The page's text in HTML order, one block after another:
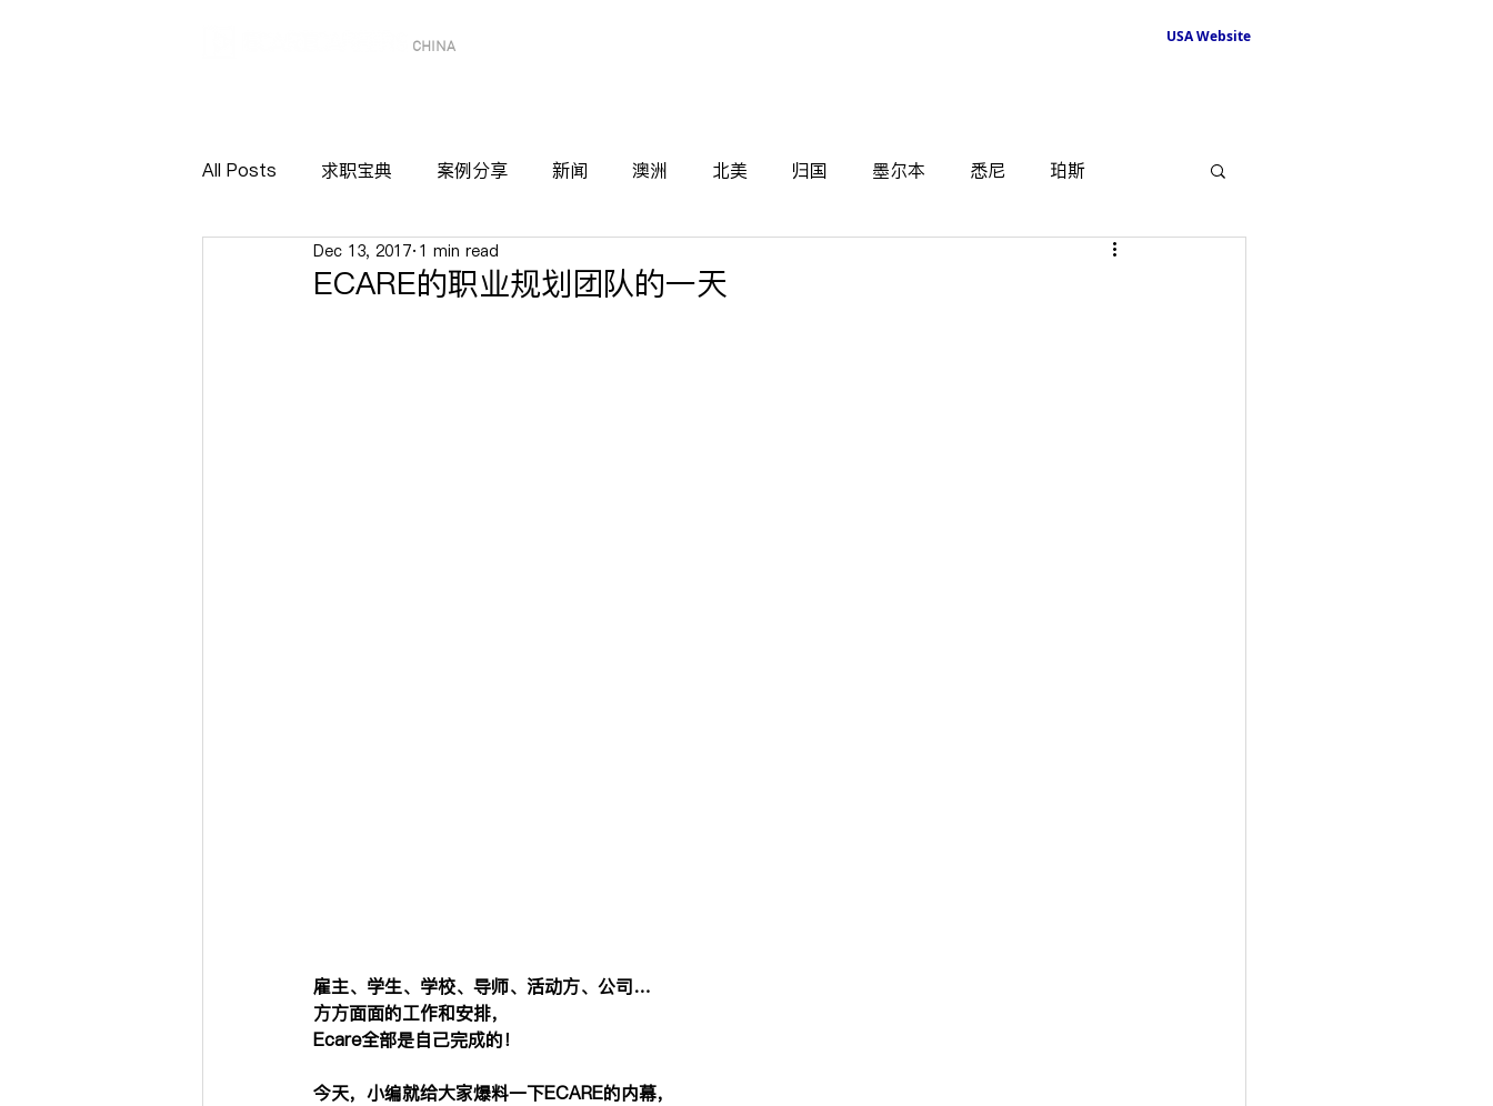
CHINA
USA Website
All Posts 求职宝典 案例分享 新闻 澳洲 北美 归国 墨尔本 悉尼 珀斯
ECARE的职业规划团队的一天
Dec 13, 2017 1 min read
雇主、学生、学校、导师、活动方、公司…
方方面面的工作和安排，
Ecare全部是自己完成的！
今天，小编就给大家爆料一下ECARE的内幕，